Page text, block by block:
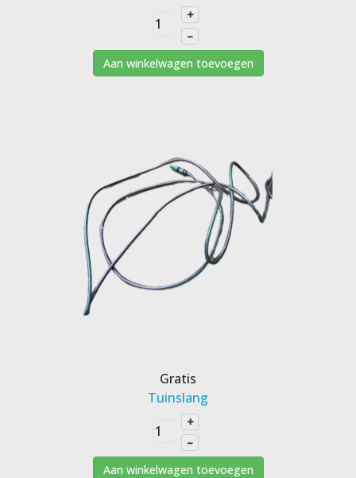
+
–
Aan winkelwagen toevoegen
Gratis
Tuinslang
+
–
Aan winkelwagen toevoegen